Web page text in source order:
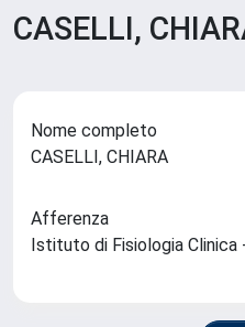
CASELLI,
Nome completo
CASELLI, CHIARA
Afferenza
Istituto di Fisiologia Clinica